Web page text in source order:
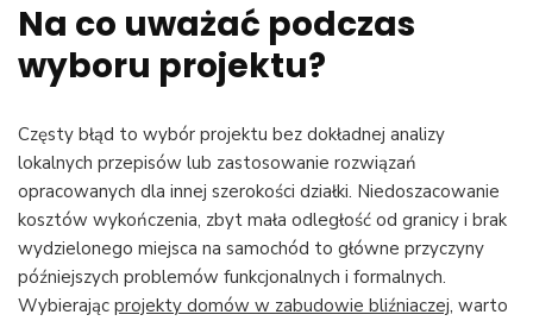
Na co uważać podczas
wyboru projektu?
Częsty błąd to wybór projektu bez dokładnej analizy
lokalnych przepisów lub zastosowanie rozwiązań
opracowanych dla innej szerokości działki. Niedoszacowanie
kosztów wykończenia, zbyt mała odległość od granicy i brak
wydzielonego miejsca na samochód to główne przyczyny
późniejszych problemów funkcjonalnych i formalnych.
Wybierając projekty domów w zabudowie bliźniaczej, warto